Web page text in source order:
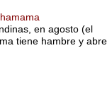
en agosto (el
tiene hambre y abre